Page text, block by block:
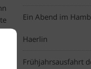
Ein Abend im
Haerlin
Frühjahrsausfahrt